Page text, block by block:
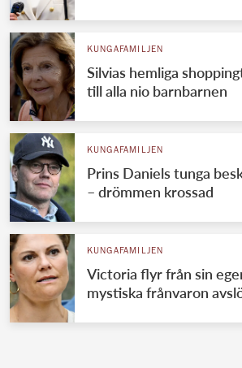
KUNGAFAMILJEN
Silvias hemliga
till alla nio barnbarnen
KUNGAFAMILJEN
Prins Daniels tunga
– drömmen krossad
KUNGAFAMILJEN
Victoria flyr från sin
mystiska frånvaron